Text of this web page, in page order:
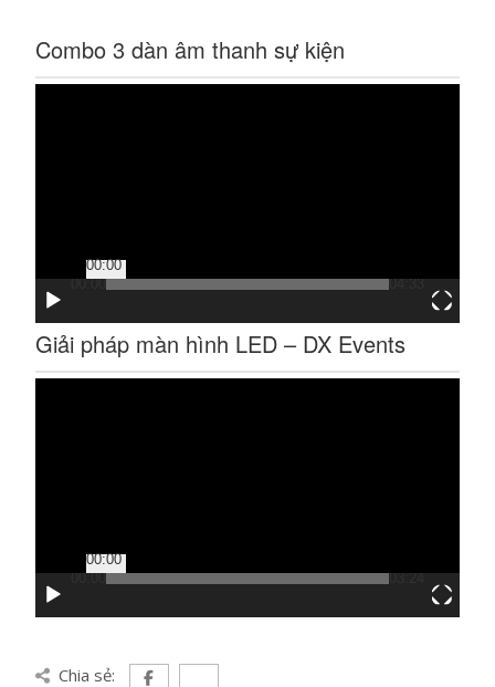
Combo 3 dàn âm thanh sự kiện
00:00
00:00
04:33
Giải pháp màn hình LED – DX Events
00:00
00:00
03:24
Chia sẻ: